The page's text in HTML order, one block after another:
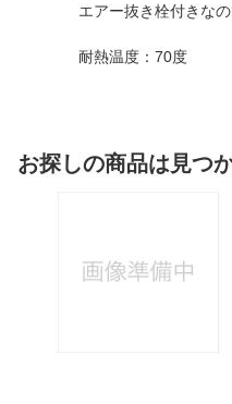
エアー抜き栓付きな
耐熱温度：70度
お探しの商品は見つ